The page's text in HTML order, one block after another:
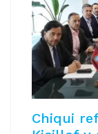
Chiqui